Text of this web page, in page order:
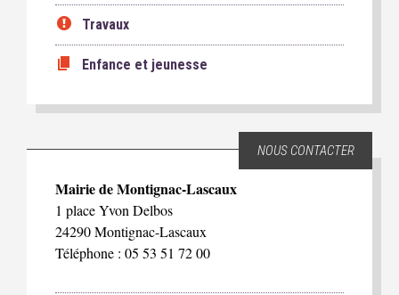
Travaux
Enfance et jeunesse
NOUS CONTACTER
Mairie de Montignac-Lascaux
1 place Yvon Delbos
24290 Montignac-Lascaux
Téléphone : 05 53 51 72 00